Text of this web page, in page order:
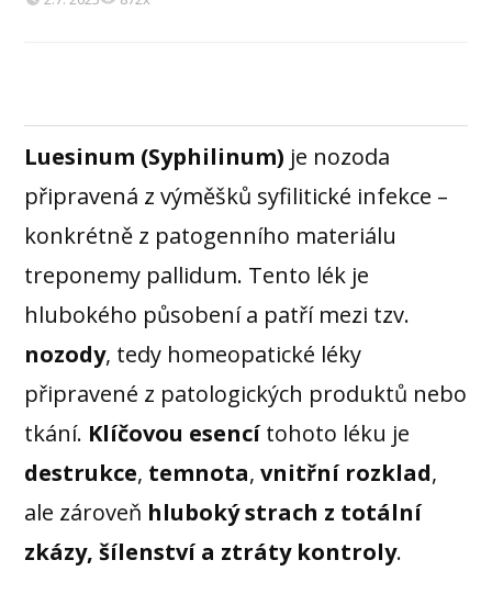
Luesinum (Syphilinum) je nozoda
připravená z výměšků syfilitické infekce –
konkrétně z patogenního materiálu
treponemy pallidum. Tento lék je
hlubokého působení a patří mezi tzv.
nozody, tedy homeopatické léky
připravené z patologických produktů nebo
tkání. Klíčovou esencítohoto léku je
destrukce, temnota,vnitřní rozklad,
ale zároveň hluboký strach z totální
zkázy, šílenství a ztráty kontroly.